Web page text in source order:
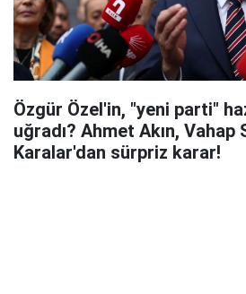
Özgür Özel'in, "yeni parti"
uğradı? Ahmet Akın, Vahap
Karalar'dan sürpriz karar!